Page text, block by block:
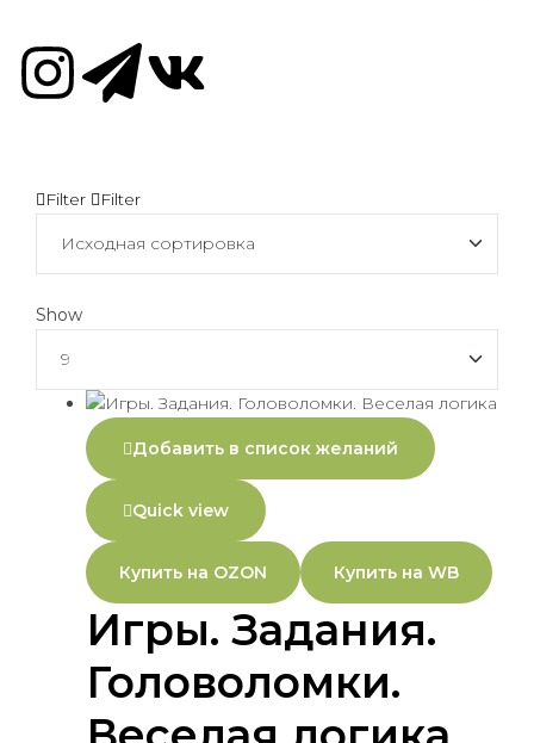
Filter Filter
Show
Добавить в список желаний
Quick view
Купить на OZON Купить на WB
Игры. Задания.
Головоломки.